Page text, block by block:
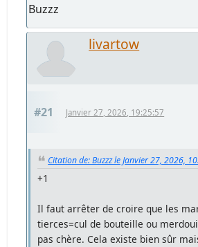
Buzzz
livartow
#21 Janvier 27, 2026, 19:25:57
Citation de: Buzzz le Janvier 27, 2026,
+1
Il faut arrêter de croire que les
tierces=cul de bouteille ou
pas chère. Cela existe bien sûr